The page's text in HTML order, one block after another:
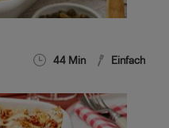
44 Min Einfach